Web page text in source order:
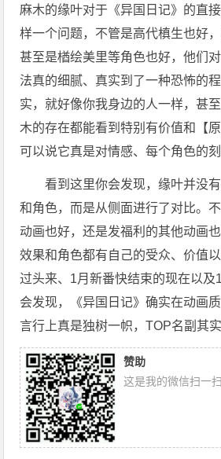
麻木的缘叶对于《异国日记》的直
样一个问题，不管是高代槙生也好
甚至是楢绘美里等角色也好，他们
法真的细腻、真实到了一种恐怖的
实，就好像你我身边的人一样，甚
木的存在都能看到特别有价值和【
可以说它真是对情感、每个角色的刻
看到这里你会发现，缘叶并没
和角色，而是从侧面进行了对比。
动画也好，还是发福利的其他动画
效果和角色都有自己的受众、价值
过头来、1月新番快结束的现在以及
会发现，《异国日记》确实在动画
言行上真是独树一帜，TOP名副其实
赞助
这是我的微信扫一扫